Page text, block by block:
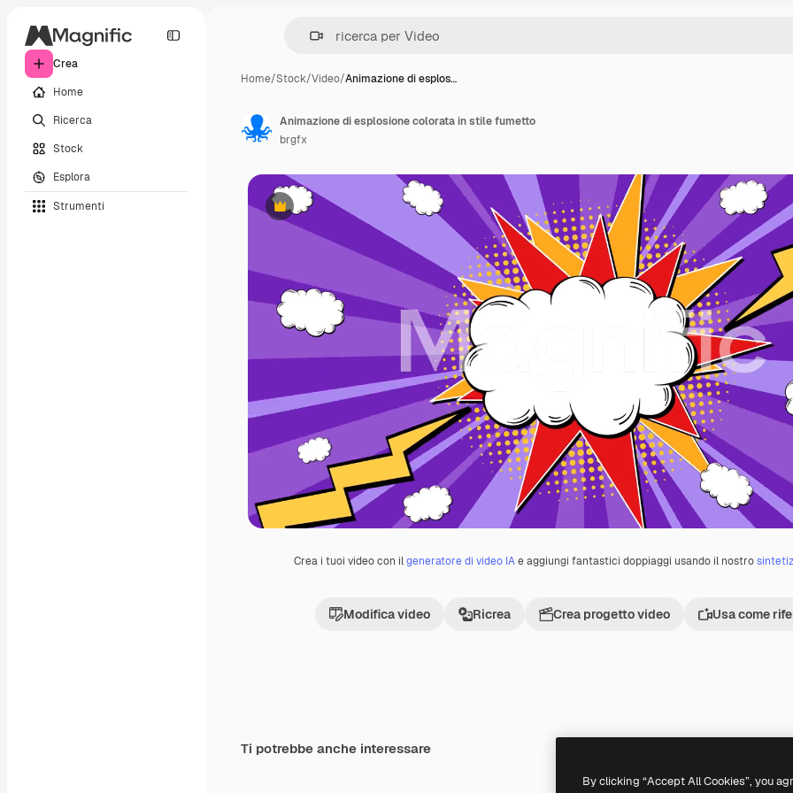
Crea
Home
Ricerca
Stock
Esplora
Strumenti
Home/Stock/Video/Animazione di esplos…
Premium
Crea i tuoi video con ilgeneratore di video IAe aggiungi fantastici doppiaggi usando il nostro
Modifica video Ricrea Crea progetto video Usa come
Animazione di esplosione colorata in stile fumetto
brgfx
Ti potrebbe anche interessare
By clicking “Accept All Cookies”, you